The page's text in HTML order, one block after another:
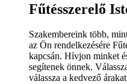
Fűtésszerelő
Szakembereink több,
az Ön rendelkezésére
kapcsán. Hívjon minket
segítenek önnek.
válassza a kedvező